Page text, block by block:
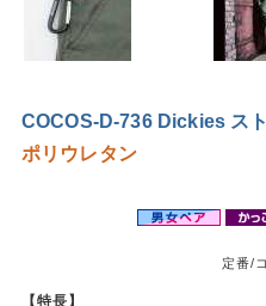
COCOS-D-736 Dickies ス
ポリウレタン
定番/
【特長】